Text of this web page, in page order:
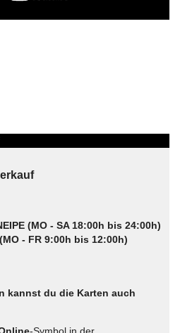
(MO - SA 18:00h bis 24:00h)
- FR 9:00h bis 12:00h)
kannst du die Karten auch
-Symbol in der